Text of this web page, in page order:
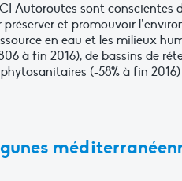
Autoroutes sont conscientes
préserver et promouvoir
en eau et les milieux
à fin 2016), de bassins de
(-58% à fin